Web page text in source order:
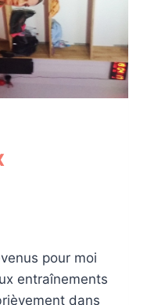
pour moi
entraînements
dans